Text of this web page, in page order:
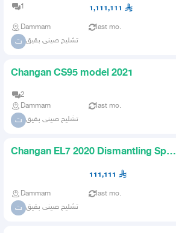
1 1,111,111
Dammam last mo.
ت تشليح صينى بقيق
Changan CS95 model 2021
2
Dammam
last mo.
ت تشليح صينى بقيق
Changan EL7 2020 Dismantling Spare
111,111
Dammam last mo.
ت تشليح صينى بقيق